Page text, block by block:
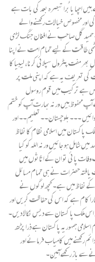
اچھا یا بُرا تبصرہ بعد کی بات ہے
اور مخصوص خیالات رکھنے والے
حمید گل صاحب نے افغان جنگ لڑی
طاقت کے لیے تمام امت نے اپنا
مفت پٹرول سپلائی کرنا، لیبیا کا
تعریف یہ ہے کہ اپنی ملت پر
ہے ترکیب میں قوم روسول
محفوظ ہیں ورنہ بھارت آپ کو ختم
۔۔۔بلوچستان۔۔ تعلیم۔۔ اور
میں اسلامی نظام کا نفاظ
ہو جائیں ورنہ اللہ کو کیا
پائی تو ان کے اثاثوں میں
حضرات نے ہی تمام مسائل
نفاظ میں ہے۔ کچھ لوگوں نے
کام ہے کہ اس کی حفاظت کرٖیں اور
اس ملک پا کستان سے دیس نکالا دیں۔
جمہوریہ پاکستان ہے ذرا پڑھ
رکھنے میں کامیاب فرمائے اور
سے باز رکھے آمین۔